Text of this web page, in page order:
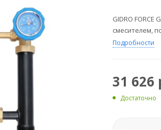
GIDRO FORCE
смесителем,
Подробности
31 626
Достаточно